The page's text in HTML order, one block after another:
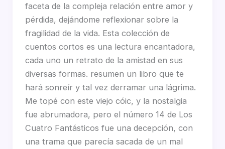
faceta de la compleja relación entre amor y
pérdida, dejándome reflexionar sobre la
fragilidad de la vida. Esta colección de
cuentos cortos es una lectura encantadora,
cada uno un retrato de la amistad en sus
diversas formas. resumen un libro que te
hará sonreír y tal vez derramar una lágrima.
Me topé con este viejo cóic, y la nostalgia
fue abrumadora, pero el número 14 de Los
Cuatro Fantásticos fue una decepción, con
una trama que parecía sacada de un mal